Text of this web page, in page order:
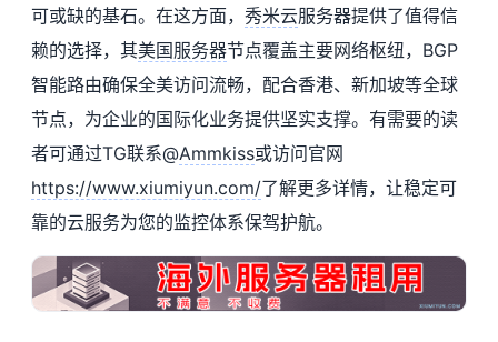
可或缺的基石。在这方面， 秀米云服务器提供了值得信
赖的选择，其美国服务器节点覆盖主要网络枢纽，BGP
智能路由确保全美访问流畅，配合香港、新加坡等全球
节点，为企业的国际化业务提供坚实支撑。有需要的读
者可通过TG联系@Ammkiss或访问官网
https://www.xiumiyun.com/了解更多详情，让稳定可
靠的云服务为您的监控体系保驾护航。